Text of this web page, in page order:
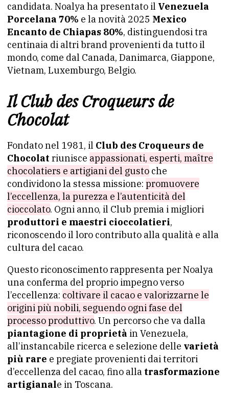
candidata. Noalya ha presentato il Venezuela
Porcelana 70% e la novità 2025 Mexico
Encanto de Chiapas 80%, distinguendosi tra
centinaia di altri brand provenienti da tutto il
mondo, come dal Canada, Danimarca, Giappone,
Vietnam, Luxemburgo, Belgio.
Il Club des Croqueurs de
Chocolat
Fondato nel 1981, il Club des Croqueurs de
Chocolat riunisce appassionati, esperti, maître
chocolatiers e artigiani del gusto che
condividono la stessa missione: promuovere
l’eccellenza, la purezza e l’autenticità del
cioccolato. Ogni anno, il Club premia i migliori
produttori e maestri cioccolatieri,
riconoscendo il loro contributo alla qualità e alla
cultura del cacao.
Questo riconoscimento rappresenta per Noalya
una conferma del proprio impegno verso
l’eccellenza: coltivare il cacao e valorizzarne le
origini più nobili, seguendo ogni fase del
processo produttivo. Un percorso che va dalla
piantagione di proprietà in Venezuela,
all’instancabile ricerca e selezione delle varietà
più rare e pregiate provenienti dai territori
d’eccellenza del cacao, fino alla trasformazione
artigianale in Toscana.